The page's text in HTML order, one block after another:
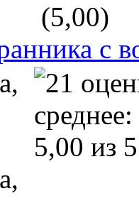
(5,00)
с